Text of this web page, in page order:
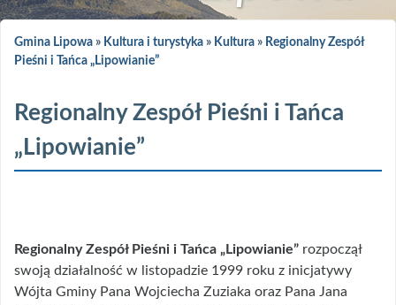
Gmina Lipowa » Kultura i turystyka » Kultura » Regionalny Zespół
Pieśni i Tańca „Lipowianie”
Regionalny Zespół Pieśni i Tańca
„Lipowianie”
Regionalny Zespół Pieśni i Tańca „Lipowianie” rozpoczął
swoją działalność w listopadzie 1999 roku z inicjatywy
Wójta Gminy Pana Wojciecha Zuziaka oraz Pana Jana